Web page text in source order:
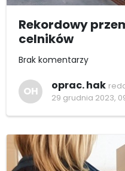
Rekordowy
celników
Brak komentarzy
OH oprac. hak
29 grudnia 2023,